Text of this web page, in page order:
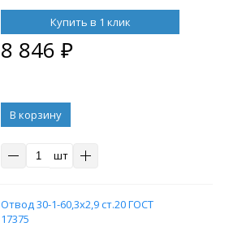
Купить в 1 клик
8 846 ₽
В корзину
шт
Отвод 30-1-60,3х2,9 ст.20 ГОСТ
17375